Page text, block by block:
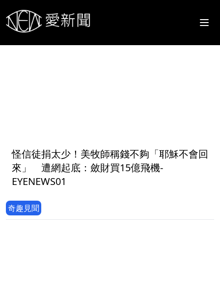
怪信徒捐太少！美牧師稱錢不夠「耶穌不會回
來」 遭網起底：斂財買15億飛機-
EYENEWS01
奇趣見聞